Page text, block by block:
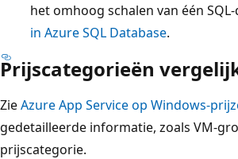
het omhoog schalen van één
in Azure SQL Database.
Prijscategorieën
ZieAzure App Service op Windows-
gedetailleerde informatie, zoals VM-
prijscategorie.